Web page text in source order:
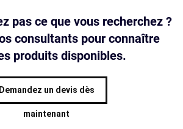
pas ce que vous recherchez ?
consultants pour connaître
produits disponibles.
Demandez un devis dès
maintenant